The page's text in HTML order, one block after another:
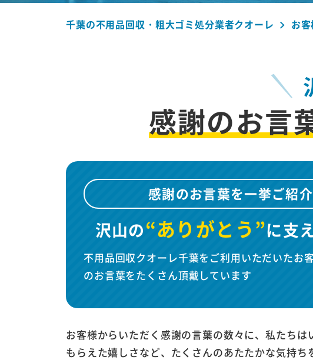
千葉の不用品回収・粗大ゴミ処分業者クオーレ お
感謝のお言
感謝のお言葉を一挙ご紹介
沢山の“ありがとう”に支
不用品回収クオーレ千葉をご利用いただいたお
のお言葉をたくさん頂戴しています
お客様からいただく感謝の言葉の数々に、私たち
もらえた嬉しさなど、たくさんのあたたかな気持